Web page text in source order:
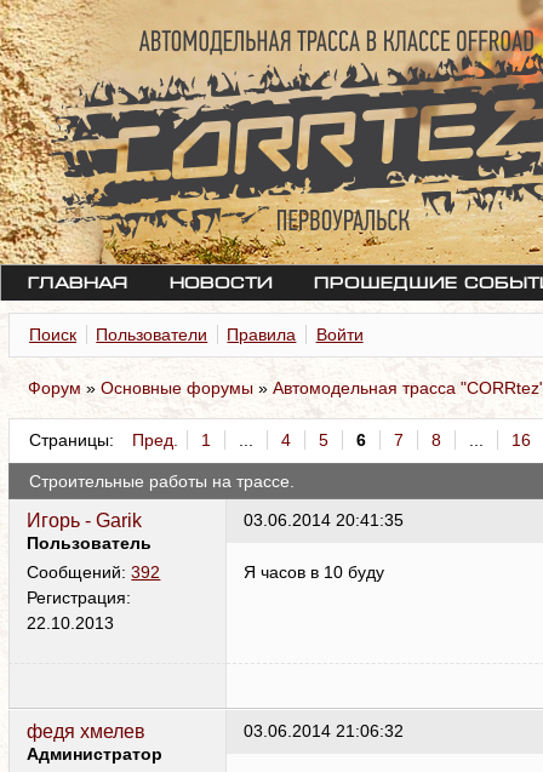
Главная Новости Прошедшие
Поиск Пользователи Правила Войти
Форум »Основные форумы »Автомодельная трасса
Страницы: Пред. 1 ... 4 5 6 7 8 ... 16
Строительные работы на трассе.
Игорь - Garik
Пользователь
Сообщений:392
Регистрация:
22.10.2013
03.06.2014 20:41:35
Я часов в 10 буду
федя хмелев
Администратор
03.06.2014 21:06:32